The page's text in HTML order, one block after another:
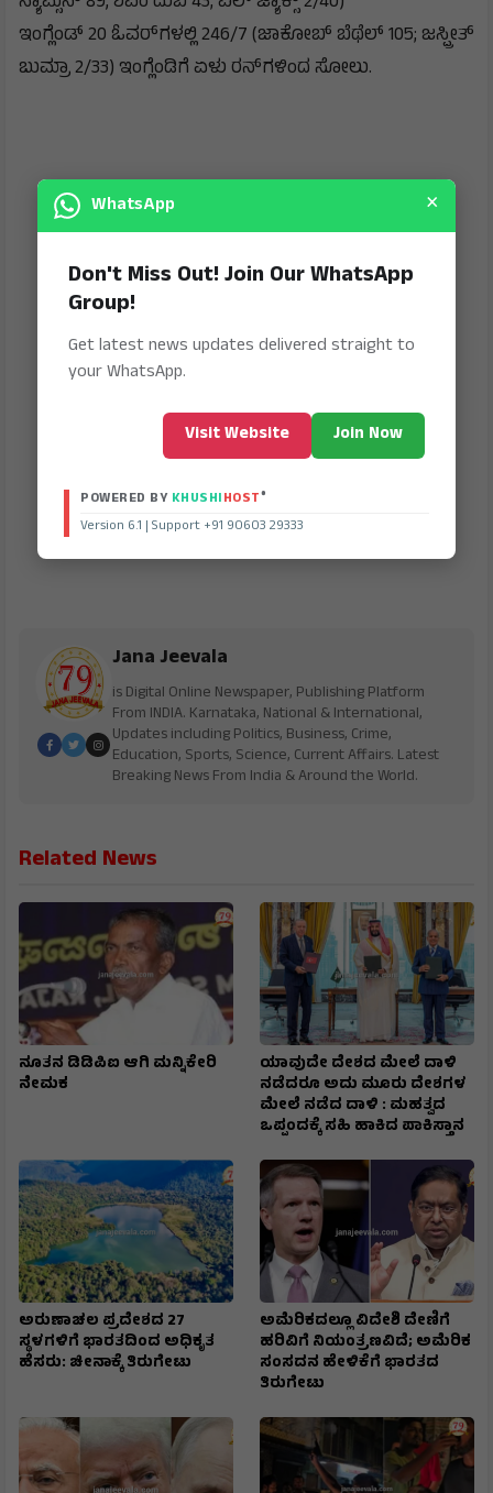
ಇಂಗ್ಲೆಂಡ್ 20 ಓವರ್‌ಗಳಲ್ಲಿ 246/7 (ಜಾಕೋಬ್ ಬೆಥೆಲ್ 105; ಜಸ್ಪ್ರೀತ್
ಬುಮ್ರಾ 2/33) ಇಂಗ್ಲೆಂಡಿಗೆ ಏಳು ರನ್‌ಗಳಿಂದ ಸೋಲು.
Jana Jeevala
is Digital Online Newspaper, Publishing Platform
From INDIA. Karnataka, National & International,
Updates including Politics, Business, Crime,
Education, Sports, Science, Current Affairs. Latest
Breaking News From India & Around the World.
Related News
ನೂತನ ಡಿಡಿಪಿಐ ಆಗಿ ಮನ್ನಿಕೇರಿ
ನೇಮಕ
ಯಾವುದೇ ದೇಶದ ಮೇಲೆ ದಾಳಿ
ನಡೆದರೂ ಅದು ಮೂರು ದೇಶಗಳ
ಮೇಲೆ ನಡೆದ ದಾಳಿ : ಮಹತ್ವದ
ಒಪ್ಪಂದಕ್ಕೆ ಸಹಿ ಹಾಕಿದ ಪಾಕಿಸ್ತಾನ
ಅರುಣಾಚಲ ಪ್ರದೇಶದ 27
ಸ್ಥಳಗಳಿಗೆ ಭಾರತದಿಂದ ಅಧಿಕೃತ
ಹೆಸರು: ಚೀನಾಕ್ಕೆ ತಿರುಗೇಟು
ಅಮೆರಿಕದಲ್ಲೂ ವಿದೇಶಿ ದೇಣಿಗೆ
ಹರಿವಿಗೆ ನಿಯಂತ್ರಣವಿದೆ; ಅಮೆರಿಕ
ಸಂಸದನ ಹೇಳಿಕೆಗೆ ಭಾರತದ
ತಿರುಗೇಟು
WhatsApp ×
Don't Miss Out! Join Our WhatsApp
Group!
Get latest news updates delivered straight to
your WhatsApp.
Visit Website Join Now
POWERED BY KHUSHIHOST®
Version 6.1 | Support +91 90603 29333